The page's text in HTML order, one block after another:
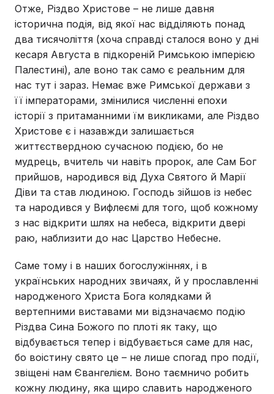
Отже, Різдво Христове – не лише давня
історична подія, від якої нас відділяють понад
два тисячоліття (хоча справді сталося воно у дні
кесаря Августа в підкореній Римською імперією
Палестині), але воно так само є реальним для
нас тут і зараз. Немає вже Римської держави з
її імператорами, змінилися численні епохи
історії з притаманними їм викликами, але Різдво
Христове є і назавжди залишається
життєствердною сучасною подією, бо не
мудрець, вчитель чи навіть пророк, але Сам Бог
прийшов, народився від Духа Святого й Марії
Діви та став людиною. Господь зійшов із небес
та народився у Вифлеємі для того, щоб кожному
з нас відкрити шлях на небеса, відкрити двері
раю, наблизити до нас Царство Небесне.
Саме тому і в наших богослужіннях, і в
українських народних звичаях, й у прославленні
народженого Христа Бога колядками й
вертепними виставами ми відзначаємо подію
Різдва Сина Божого по плоті як таку, що
відбувається тепер і відбувається саме для нас,
бо воістину свято це – не лише спогад про події,
звіщені нам Євангелієм. Воно таємничо робить
кожну людину, яка щиро славить народженого